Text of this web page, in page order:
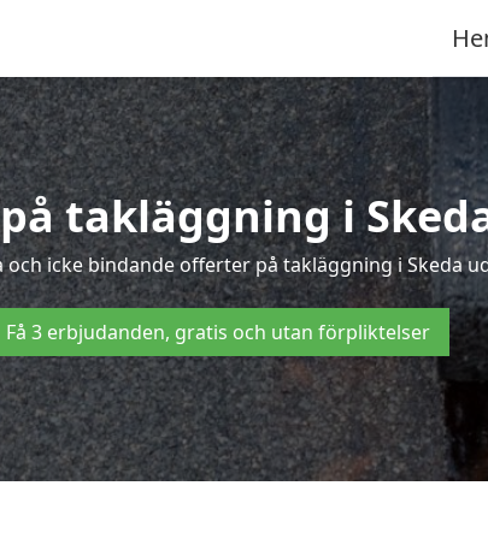
takläggning i
icke bindande offerter på takläggning i Skeda
Få 3 erbjudanden, gratis och utan förpliktelser